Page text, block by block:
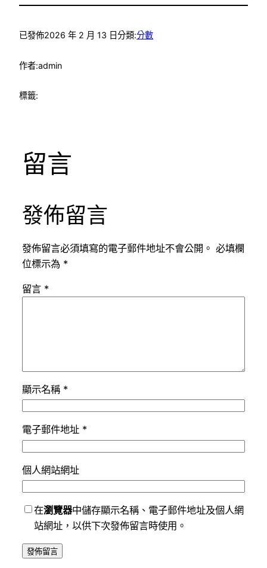
已發佈2026 年 2 月 13 日分類:分數
作者:admin
標籤:
留言
發佈留言
發佈留言必須填寫的電子郵件地址不會公開。 必填欄
位標示為 *
留言 *
顯示名稱 *
電子郵件地址 *
個人網站網址
在瀏覽器中儲存顯示名稱、電子郵件地址及個人網
站網址，以供下次發佈留言時使用。